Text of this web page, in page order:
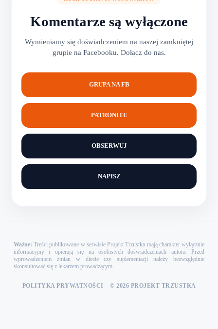
Komentarze są wyłączone
Wymieniamy się doświadczeniem na naszej zamkniętej
grupie na Facebooku. Dołącz do nas.
GRUPA NA FB
PATRONITE
OBSERWUJ
NAPISZ
Ważne: Treści publikowane w serwisie Projekt Trzustka mają charakter wyłącznie
informacyjny i opierają się na osobistych doświadczeniach autora. Przed
wprowadzeniem zmian w diecie czy suplementacji należy bezwzględnie
skonsultować się z lekarzem prowadzącym.
POLITYKA PRYWATNOŚCI © 2026 PROJEKT TRZUSTKA